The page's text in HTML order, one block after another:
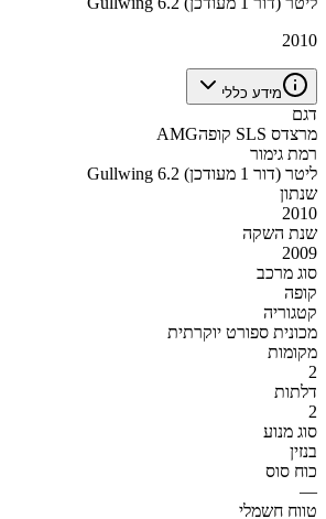
2010
מידע כללי
דגם
מרצדס SLS קופהAMG
רמת גימור
Gullwing 6.2 ליטר (דור 1 מעודכן)
שנתון
2010
שנת השקה
2009
סוג מרכב
קופה
קטגוריה
מכונית ספורט יוקרתית
מקומות
2
דלתות
2
סוג מנוע
בנזין
כוח סוס
—
טווח חשמלי